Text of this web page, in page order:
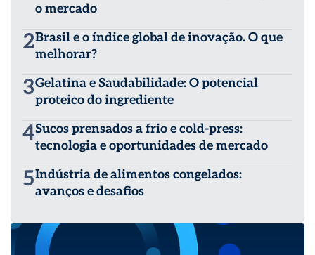
o mercado
2Brasil e o índice global de inovação. O que
melhorar?
3Gelatina e Saudabilidade: O potencial
proteico do ingrediente
4Sucos prensados a frio e cold-press:
tecnologia e oportunidades de mercado
5Indústria de alimentos congelados:
avanços e desafios